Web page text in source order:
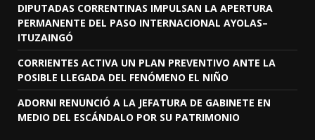
DIPUTADAS CORRENTINAS IMPULSAN LA APERTURA
PERMANENTE DEL PASO INTERNACIONAL AYOLAS–
ITUZAINGÓ
CORRIENTES ACTIVA UN PLAN PREVENTIVO ANTE LA
POSIBLE LLEGADA DEL FENÓMENO EL NIÑO
ADORNI RENUNCIÓ A LA JEFATURA DE GABINETE EN
MEDIO DEL ESCÁNDALO POR SU PATRIMONIO